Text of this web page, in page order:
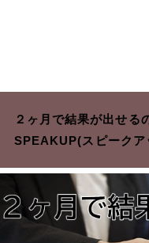
２ヶ月で結果が出せる
SPEAKUP(スピークア